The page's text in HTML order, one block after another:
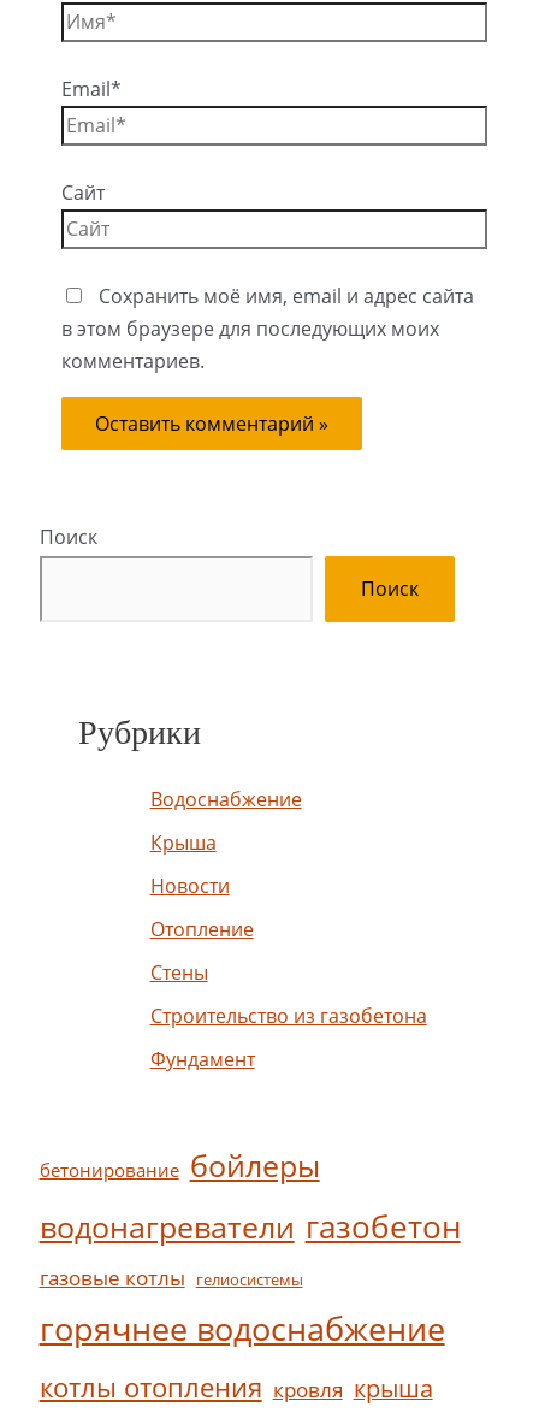
Email*
Сайт
Сохранить моё имя, email и адрес сайта
в этом браузере для последующих моих
комментариев.
Поиск
Поиск
Рубрики
Водоснабжение
Крыша
Новости
Отопление
Стены
Строительство из газобетона
Фундамент
бетонирование бойлеры
водонагреватели газобетон
газовые котлы гелиосистемы
горячнее водоснабжение
котлы отопления кровля крыша